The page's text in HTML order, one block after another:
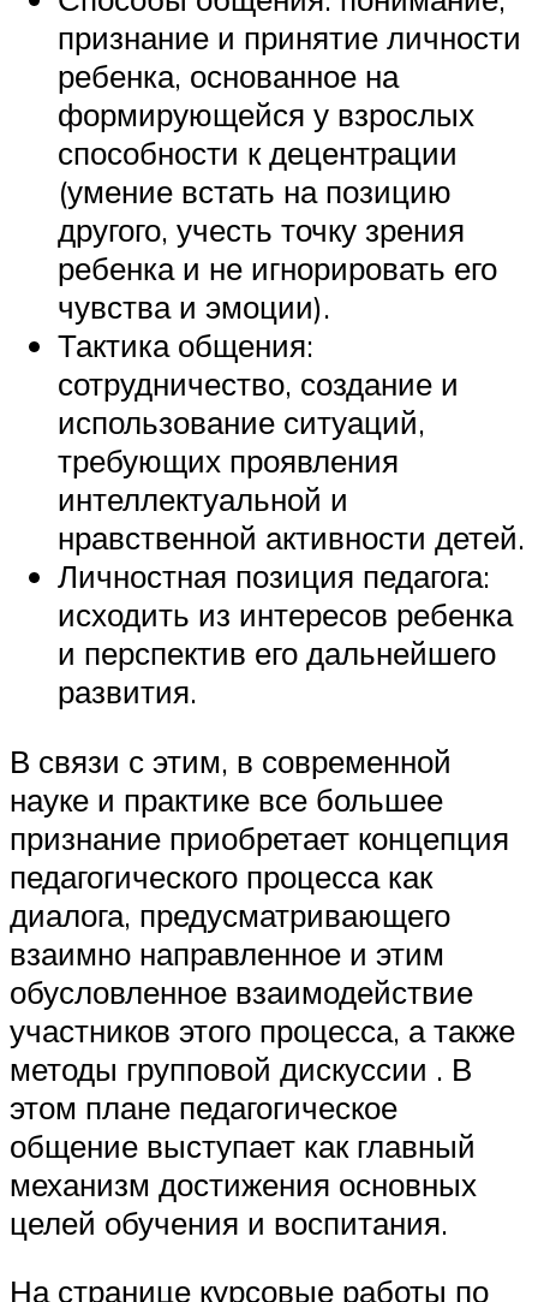
признание и принятие личности
ребенка, основанное на
формирующейся у взрослых
способности к децентрации
(умение встать на позицию
другого, учесть точку зрения
ребенка и не игнорировать его
чувства и эмоции).
Тактика общения:
сотрудничество, создание и
использование ситуаций,
требующих проявления
интеллектуальной и
нравственной активности детей.
Личностная позиция педагога:
исходить из интересов ребенка
и перспектив его дальнейшего
развития.
В связи с этим, в современной
науке и практике все большее
признание приобретает концепция
педагогического процесса как
диалога, предусматривающего
взаимно направленное и этим
обусловленное взаимодействие
участников этого процесса, а также
методы групповой дискуссии . В
этом плане педагогическое
общение выступает как главный
механизм достижения основных
целей обучения и воспитания.
На странице курсовые работы по